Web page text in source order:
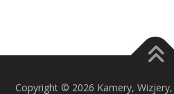
Copyright © 2026 Kamery,